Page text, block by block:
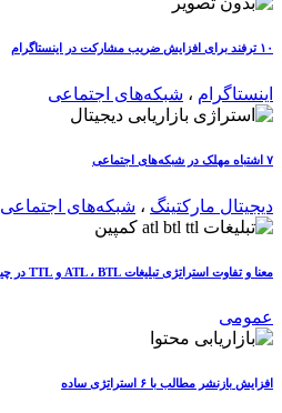
۱۰ ترفند برای افزایش ضریب مشارکت در اینستاگرام
اینستاگرام ، شبکه‌های اجتماعی
۷ اشتباه مهلک در شبکه‌های اجتماعی
دیجیتال مارکتینگ ، شبکه‌های اجتماعی
معنا و تفاوت استراتژی تبلیغات ATL ، BTL و TTL در چیست؟
عمومی
افزایش بازنشر مطالب با ۶ استراتژی ساده